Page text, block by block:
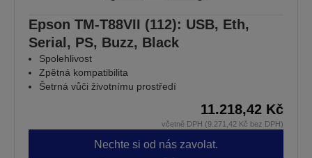
Epson TM-T88VII (112): USB, Eth,
Serial, PS, Buzz, Black
Spolehlivost
Zpětná kompatibilita
Šetrná vůči životnímu prostředí
11.218,42 Kč
včetně DPH (9.271,42 Kč bez DPH)
Nechte si od nás zavolat.